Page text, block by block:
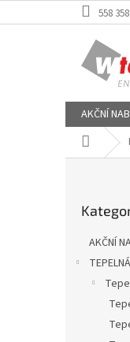
na
558
AKČNÍ
Domů
kategorie
AKČNÍ